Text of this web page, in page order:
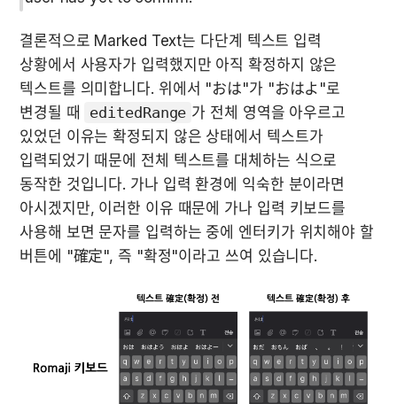
결론적으로 Marked Text는 다단계 텍스트 입력
상황에서 사용자가 입력했지만 아직 확정하지 않은
텍스트를 의미합니다. 위에서 "おは"가 "おはよ"로
변경될 때
editedRange 가 전체 영역을 아우르고
있었던 이유는 확정되지 않은 상태에서 텍스트가
입력되었기 때문에 전체 텍스트를 대체하는 식으로
동작한 것입니다. 가나 입력 환경에 익숙한 분이라면
아시겠지만, 이러한 이유 때문에 가나 입력 키보드를
사용해 보면 문자를 입력하는 중에 엔터키가 위치해야 할
버튼에 "確定", 즉 "확정"이라고 쓰여 있습니다.